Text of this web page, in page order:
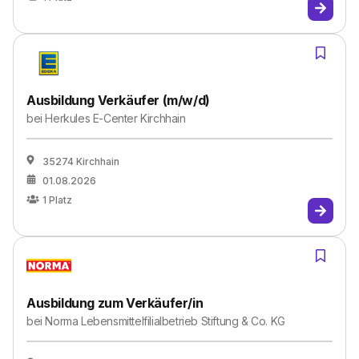
Ausbildung Verkäufer (m/w/d)
beiHerkules E-Center Kirchhain
35274 Kirchhain
01.08.2026
1 Platz
Ausbildung zum Verkäufer/in
beiNorma Lebensmittelfilialbetrieb Stiftung & Co. KG